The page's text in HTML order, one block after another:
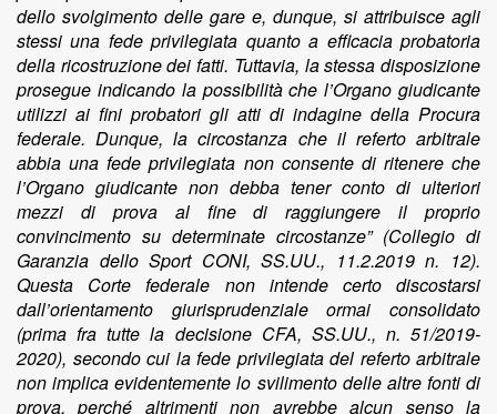
dello svolgimento delle gare e, dunque, si attribuisce agli
stessi una fede privilegiata quanto a efficacia probatoria
della ricostruzione dei fatti. Tuttavia, la stessa disposizione
prosegue indicando la possibilità che l’Organo giudicante
utilizzi ai fini probatori gli atti di indagine della Procura
federale. Dunque, la circostanza che il referto arbitrale
abbia una fede privilegiata non consente di ritenere che
l’Organo giudicante non debba tener conto di ulteriori
mezzi di prova al fine di raggiungere il proprio
convincimento su determinate circostanze” (Collegio di
Garanzia dello Sport CONI, SS.UU., 11.2.2019 n. 12).
Questa Corte federale non intende certo discostarsi
dall’orientamento giurisprudenziale ormai consolidato
(prima fra tutte la decisione CFA, SS.UU., n. 51/2019-
2020), secondo cui la fede privilegiata del referto arbitrale
non implica evidentemente lo svilimento delle altre fonti di
prova, perché altrimenti non avrebbe alcun senso la